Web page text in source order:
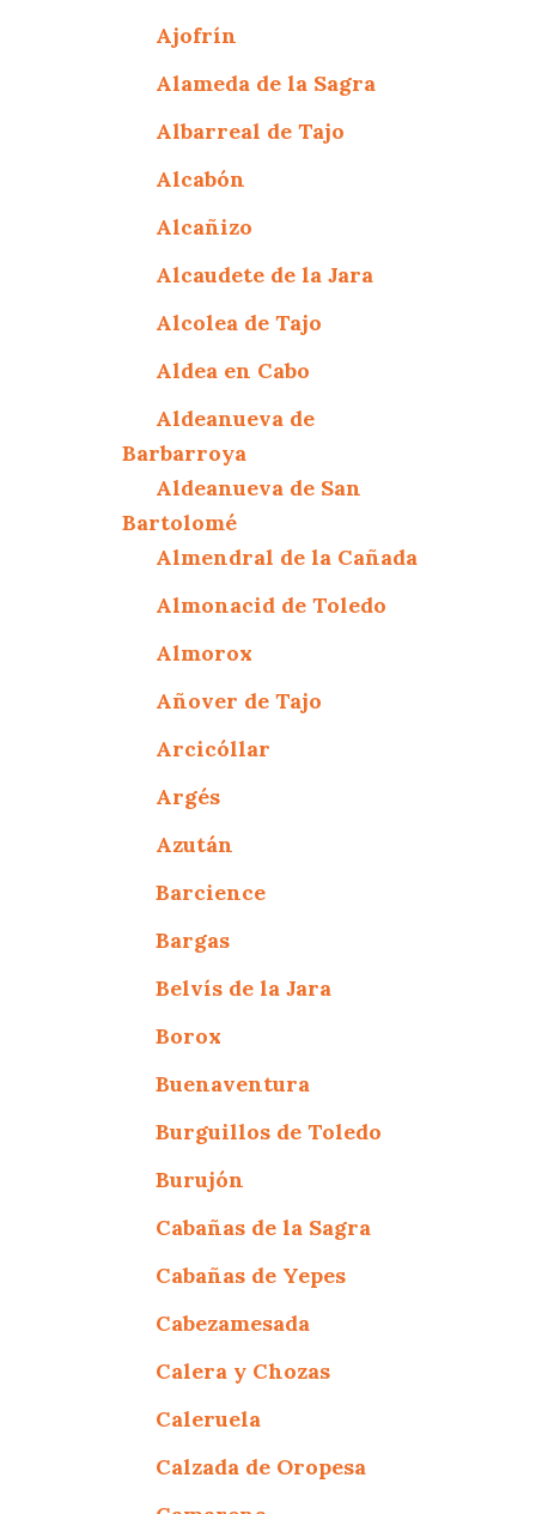
Ajofrín
Alameda de la Sagra
Albarreal de Tajo
Alcabón
Alcañizo
Alcaudete de la Jara
Alcolea de Tajo
Aldea en Cabo
Aldeanueva de
Barbarroya
Aldeanueva de San
Bartolomé
Almendral de la Cañada
Almonacid de Toledo
Almorox
Añover de Tajo
Arcicóllar
Argés
Azután
Barcience
Bargas
Belvís de la Jara
Borox
Buenaventura
Burguillos de Toledo
Burujón
Cabañas de la Sagra
Cabañas de Yepes
Cabezamesada
Calera y Chozas
Caleruela
Calzada de Oropesa